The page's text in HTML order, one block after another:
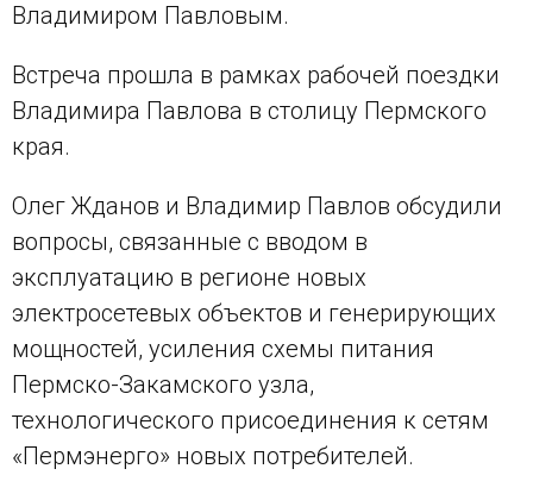
Владимиром Павловым.
Встреча прошла в рамках рабочей поездки
Владимира Павлова в столицу Пермского
края.
Олег Жданов и Владимир Павлов обсудили
вопросы, связанные с вводом в
эксплуатацию в регионе новых
электросетевых объектов и генерирующих
мощностей, усиления схемы питания
Пермско-Закамского узла,
технологического присоединения к сетям
«Пермэнерго» новых потребителей.